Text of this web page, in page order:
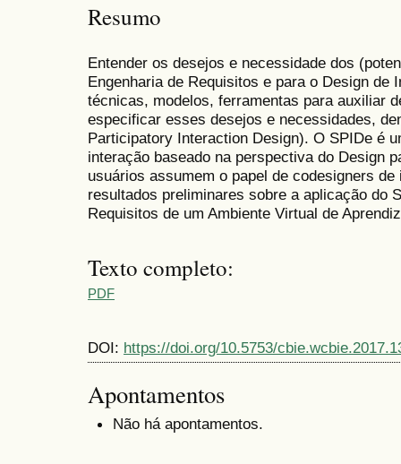
Resumo
Entender os desejos e necessidade dos
Engenharia de Requisitos e para o Design de
técnicas, modelos, ferramentas para auxiliar
especificar esses desejos e necessidades,
Participatory Interaction Design). O SPIDe é
interação baseado na perspectiva do Design
usuários assumem o papel de codesigners
resultados preliminares sobre a aplicação do
Requisitos de um Ambiente Virtual de
Texto completo:
PDF
DOI: https://doi.org/10.5753/
Apontamentos
Não há apontamentos.